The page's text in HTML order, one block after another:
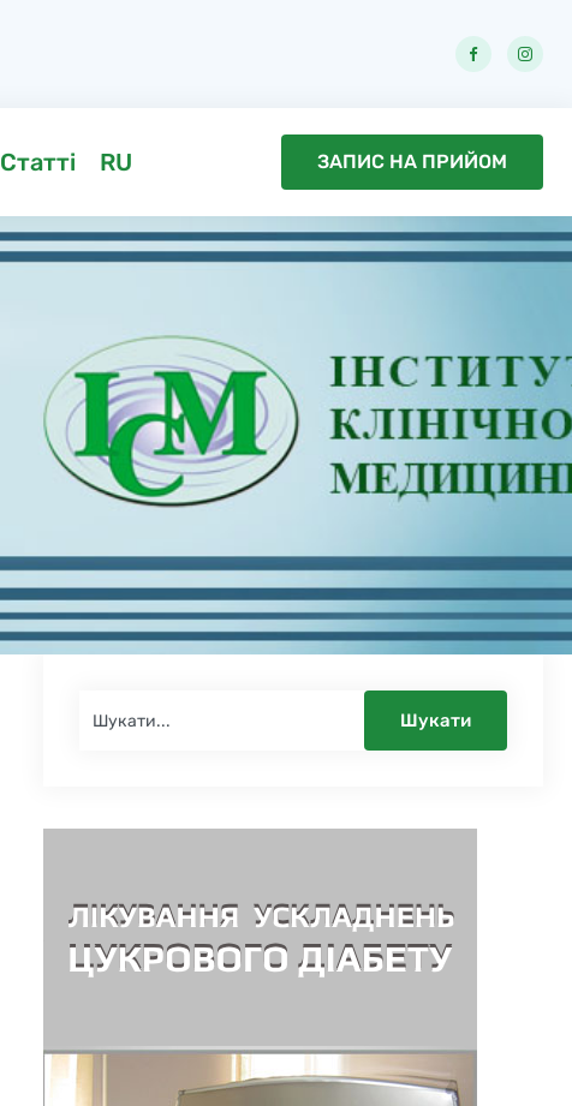
Статті RU ЗАПИС НА ПРИЙОМ
Шукати